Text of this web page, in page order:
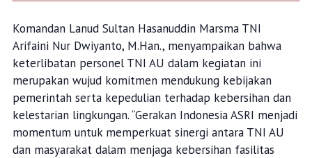
Komandan Lanud Sultan Hasanuddin Marsma TNI
Arifaini Nur Dwiyanto, M.Han., menyampaikan bahwa
keterlibatan personel TNI AU dalam kegiatan ini
merupakan wujud komitmen mendukung kebijakan
pemerintah serta kepedulian terhadap kebersihan dan
kelestarian lingkungan. “Gerakan Indonesia ASRI menjadi
momentum untuk memperkuat sinergi antara TNI AU
dan masyarakat dalam menjaga kebersihan fasilitas